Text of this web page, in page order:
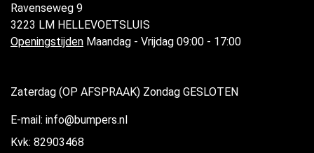
Ravenseweg 9
3223 LM HELLEVOETSLUIS
Openingstijden Maandag - Vrijdag 09:00 - 17:00
Zaterdag (OP AFSPRAAK) Zondag GESLOTEN
E-mail: info@bumpers.nl
Kvk: 82903468